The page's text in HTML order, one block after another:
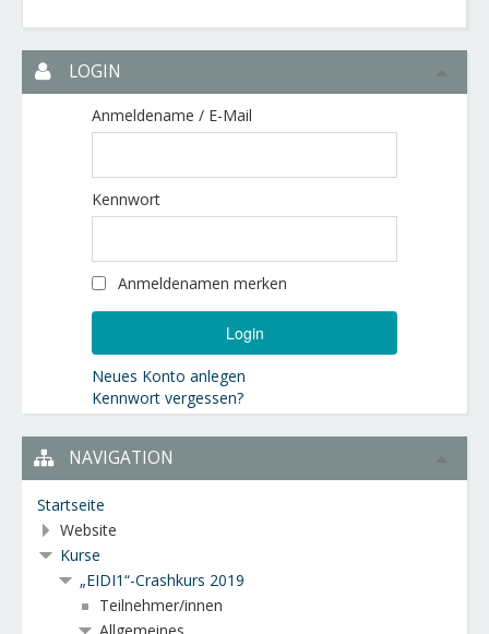
LOGIN
Anmeldename / E-Mail
Kennwort
Anmeldenamen merken
Neues Konto anlegen
Kennwort vergessen?
NAVIGATION
Startseite
Website
Kurse
„EIDI1“-Crashkurs 2019
Teilnehmer/innen